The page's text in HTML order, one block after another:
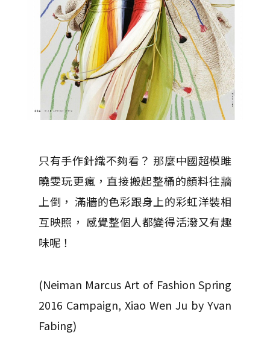
只有手作針織不夠看？ 那麼中國超模雎
曉雯玩更瘋，直接搬起整桶的顏料往牆
上倒， 滿牆的色彩跟身上的彩虹洋裝相
互映照， 感覺整個人都變得活潑又有趣
味呢！
(Neiman Marcus Art of Fashion Spring
2016 Campaign, Xiao Wen Ju by Yvan
Fabing)